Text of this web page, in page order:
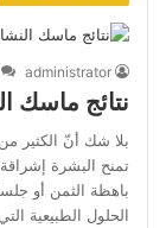
administrator
نتائج ماسك النشا
بلا شك أنّ الكثير
تمنح البشرة
باهظة الثمن أو
الحلول الطبيعية